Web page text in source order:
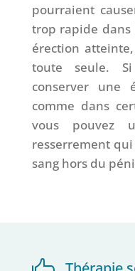
pourraient
trop rapide dans
érection
toute seule.
conserver une
comme dans
vous pouvez
resserrement
sang hors du